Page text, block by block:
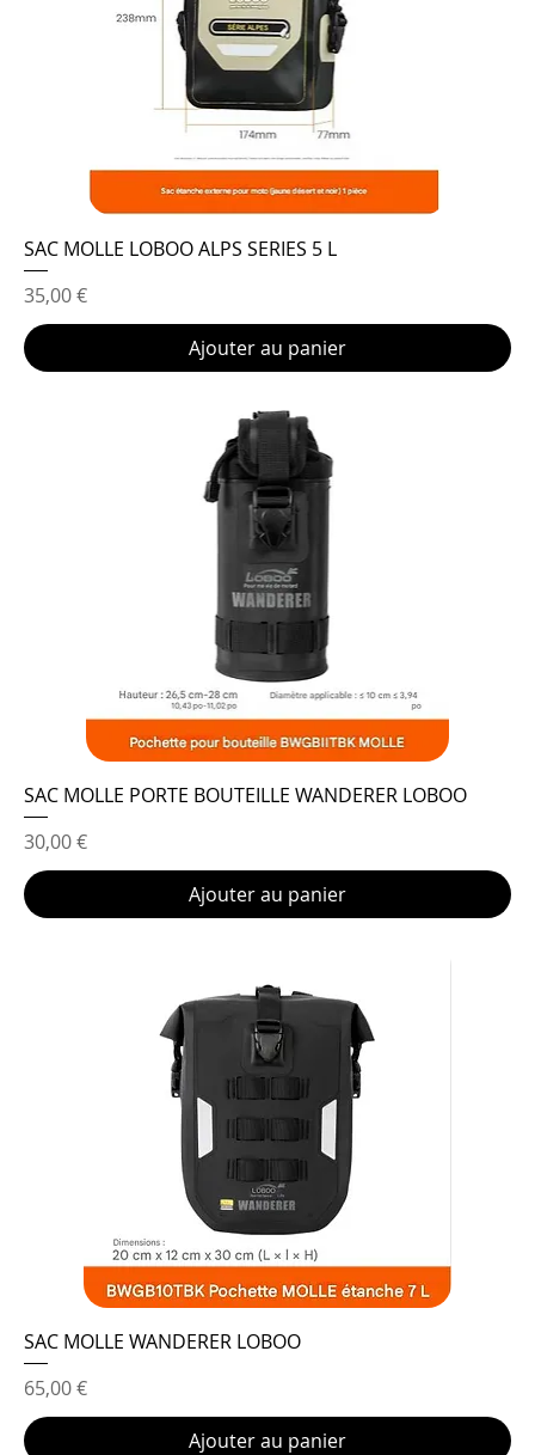
SAC MOLLE LOBOO ALPS SERIES 5 L
Prix
35,00 €
Ajouter au panier
SAC MOLLE PORTE BOUTEILLE WANDERER LOBOO
Prix
30,00 €
Ajouter au panier
SAC MOLLE WANDERER LOBOO
Prix
65,00 €
Ajouter au panier